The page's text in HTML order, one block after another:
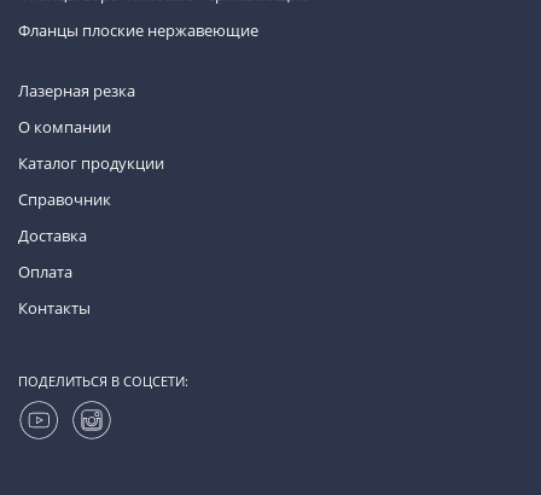
Фланцы плоские нержавеющие
Лазерная резка
О компании
Каталог продукции
Справочник
Доставка
Оплата
Контакты
ПОДЕЛИТЬСЯ В СОЦСЕТИ: